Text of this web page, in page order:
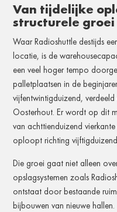
Van tijdelijke
structurele groei
Waar Radioshuttle destijds
locatie, is de
een veel hoger tempo
palletplaatsen in de
vijfentwintigduizend,
Oosterhout. Er wordt op dit
van achttienduizend
oploopt richting
Die groei gaat niet alleen
opslagsystemen zoals
ontstaat door bestaande
bijbouwen van nieuwe hallen.